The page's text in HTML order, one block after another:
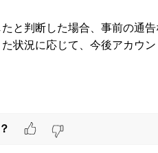
と判断した場合、事前の通
状況に応じて、今後アカウ